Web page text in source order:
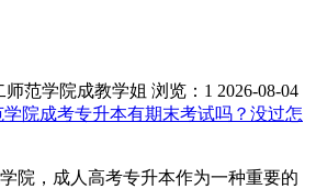
师范学院成教学姐 浏览：1 2026-08-04
院成考专升本有期末考试吗？没过怎
院，成人高考专升本作为一种重要的